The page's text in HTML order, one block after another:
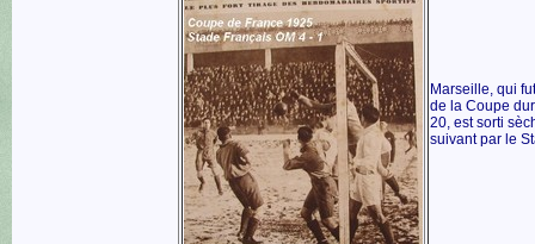
Marseille, qui
de la Coupe
20, est sorti
suivant par le